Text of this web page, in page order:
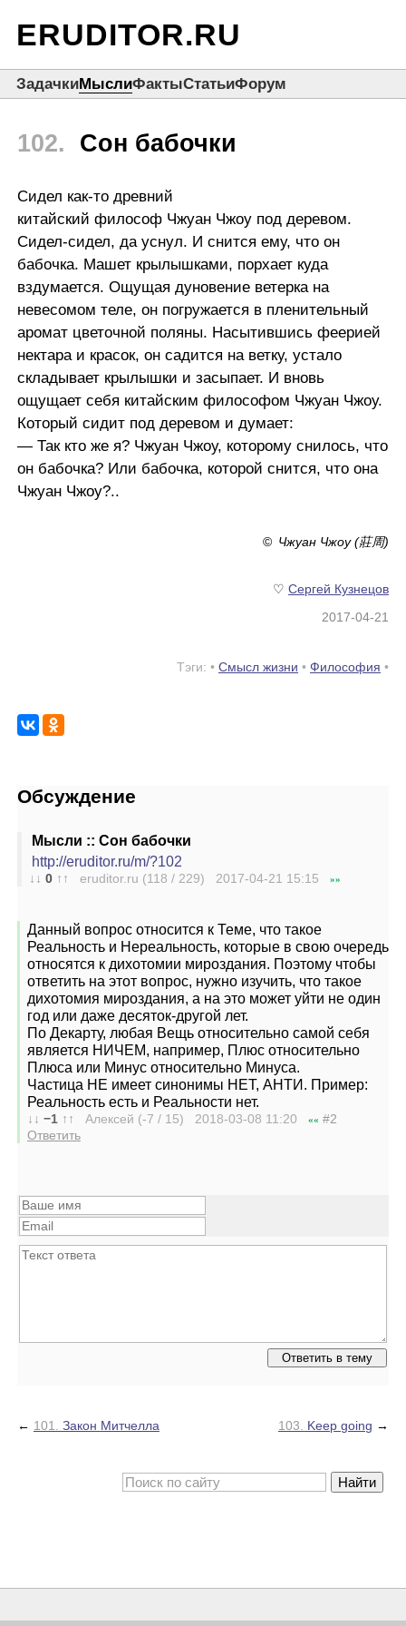
ERUDITOR.RU
ЗадачкиМыслиФактыСтатьиФорум
102. Сон бабочки
Сидел как-то древний
китайский философ Чжуан Чжоу под деревом.
Сидел-сидел, да уснул. И снится ему, что он
бабочка. Машет крылышками, порхает куда
вздумается. Ощущая дуновение ветерка на
невесомом теле, он погружается в пленительный
аромат цветочной поляны. Насытившись феерией
нектара и красок, он садится на ветку, устало
складывает крылышки и засыпает. И вновь
ощущает себя китайским философом Чжуан Чжоу.
Который сидит под деревом и думает:
— Так кто же я? Чжуан Чжоу, которому снилось, что
он бабочка? Или бабочка, которой снится, что она
Чжуан Чжоу?..
© Чжуан Чжоу (莊周)
♡ Сергей Кузнецов
2017-04-21
Тэги: •Смысл жизни •Философия •
Обсуждение
Мысли :: Сон бабочки
http://eruditor.ru/m/?102
↓↓ 0 ↑↑ eruditor.ru (118 / 229) 2017-04-21 15:15 »»
Данный вопрос относится к Теме, что такое
Реальность и Нереальность, которые в свою очередь
относятся к дихотомии мироздания. Поэтому чтобы
ответить на этот вопрос, нужно изучить, что такое
дихотомия мироздания, а на это может уйти не один
год или даже десяток-другой лет.
По Декарту, любая Вещь относительно самой себя
является НИЧЕМ, например, Плюс относительно
Плюса или Минус относительно Минуса.
Частица НЕ имеет синонимы НЕТ, АНТИ. Пример:
Реальность есть и Реальности нет.
↓↓ −1 ↑↑ Алексей (-7 / 15) 2018-03-08 11:20 «« #2
Ответить
103. Keep going →
← 101. Закон Митчелла